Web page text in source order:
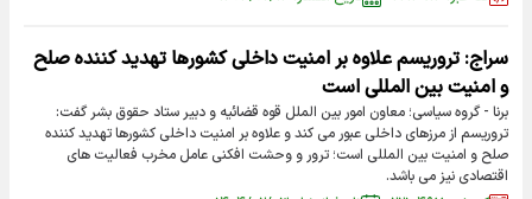
سراج: تروریسم علاوه بر امنیت داخلی کشورها تهدید کننده صلح
و امنیت بین المللی است
برنا - گروه سیاسی؛ معاون امور بین الملل قوه قضائیه و دبیر ستاد حقوق بشر گفت:
تروریسم از مرزهای داخلی عبور می کند و علاوه بر امنیت داخلی کشورها تهدید کننده
صلح و امنیت بین المللی است؛ ترور و وحشت افکنی عامل مخرب فعالیت های
اقتصادی نیز می باشد.